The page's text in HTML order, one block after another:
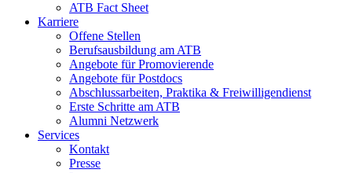
ATB Fact Sheet
Karriere
Offene Stellen
Berufsausbildung am ATB
Angebote für Promovierende
Angebote für Postdocs
Abschlussarbeiten, Praktika & Freiwilligendienst
Erste Schritte am ATB
Alumni Netzwerk
Services
Kontakt
Presse